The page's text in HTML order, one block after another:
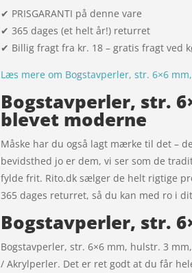
✔ PRISGARANTI på denne vare
✔ 365 dages (et helt år!) returret
✔ Billig fragt fra kr. 18 – gratis fragt ved
Læs mere om Bogstavperler, str. 6×6
Bogstavperler, str.
blevet moderne
Måske har du også lagt mærke til det –
bevidsthed jo er dem, vi ser som de
fylde frit. Rito.dk sælger de helt rigtige
365 dages returret, så du kan med ro i
Bogstavperler, str.
Bogstavperler, str. 6×6 mm, hulstr. 3
/ Akrylperler. Det er ret godt at du får